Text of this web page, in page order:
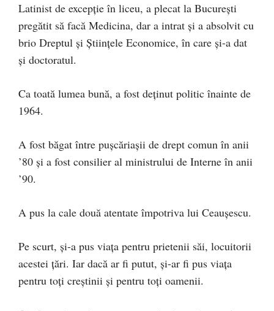
Latinist de excepţie în liceu, a plecat la Bucureşti
pregătit să facă Medicina, dar a intrat şi a absolvit cu
brio Dreptul şi Ştiinţele Economice, în care şi-a dat
şi doctoratul.
Ca toată lumea bună, a fost deţinut politic înainte de
1964.
A fost băgat între puşcăriaşii de drept comun în anii
’80 şi a fost consilier al ministrului de Interne în anii
’90.
A pus la cale două atentate împotriva lui Ceauşescu.
Pe scurt, şi-a pus viaţa pentru prietenii săi, locuitorii
acestei ţări. Iar dacă ar fi putut, şi-ar fi pus viaţa
pentru toţi creştinii şi pentru toţi oamenii.